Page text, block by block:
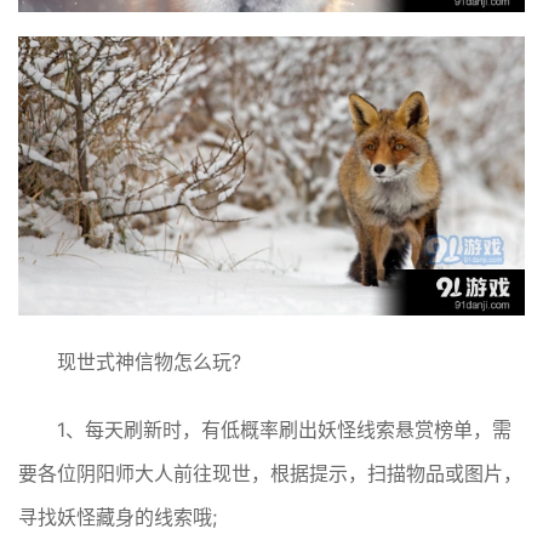
现世式神信物怎么玩?
1、每天刷新时，有低概率刷出妖怪线索悬赏榜单，需
要各位阴阳师大人前往现世，根据提示，扫描物品或图片，
寻找妖怪藏身的线索哦;